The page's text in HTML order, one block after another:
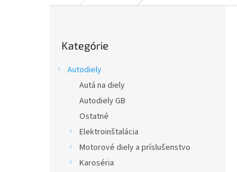
kategórie
Kategórie
Autodiely
Autá na diely
Autodiely GB
Ostatné
Elektroinštalácia
Motorové diely a príslušenstvo
Karoséria